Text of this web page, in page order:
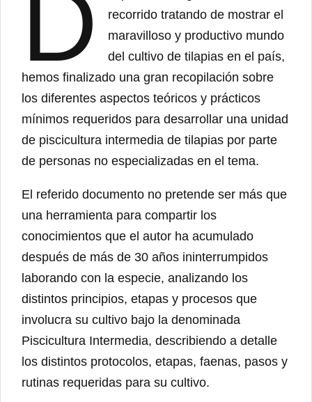
D
recorrido tratando de mostrar el
maravilloso y productivo mundo
del cultivo de tilapias en el país,
hemos finalizado una gran recopilación sobre
los diferentes aspectos teóricos y prácticos
mínimos requeridos para desarrollar una unidad
de piscicultura intermedia de tilapias por parte
de personas no especializadas en el tema.
El referido documento no pretende ser más que
una herramienta para compartir los
conocimientos que el autor ha acumulado
después de más de 30 años ininterrumpidos
laborando con la especie, analizando los
distintos principios, etapas y procesos que
involucra su cultivo bajo la denominada
Piscicultura Intermedia, describiendo a detalle
los distintos protocolos, etapas, faenas, pasos y
rutinas requeridas para su cultivo.